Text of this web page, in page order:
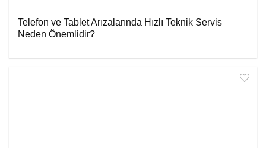
Telefon ve Tablet Arızalarında Hızlı Teknik Servis
Neden Önemlidir?